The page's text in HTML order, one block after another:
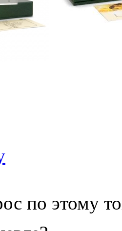
по этому